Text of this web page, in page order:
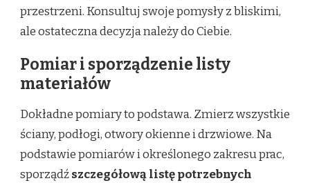
przestrzeni. Konsultuj swoje pomysły z bliskimi,
ale ostateczna decyzja należy do Ciebie.
Pomiar i sporządzenie listy
materiałów
Dokładne pomiary to podstawa. Zmierz wszystkie
ściany, podłogi, otwory okienne i drzwiowe. Na
podstawie pomiarów i określonego zakresu prac,
sporządźszczegółową listę potrzebnych